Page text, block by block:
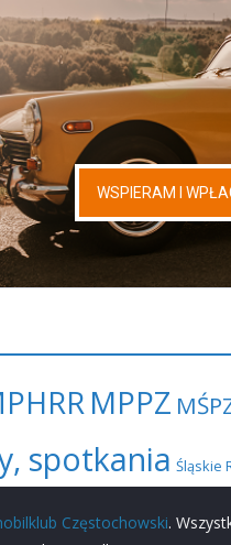
MPPZ
spotkania Śląskie
Częstochowski.